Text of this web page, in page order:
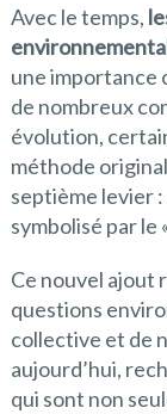
Avec le temps,
une importance
de nombreux
évolution,
méthode
septième levier :
symbolisé par le
Ce nouvel ajout
questions
collective et de
aujourd’hui,
qui sont non